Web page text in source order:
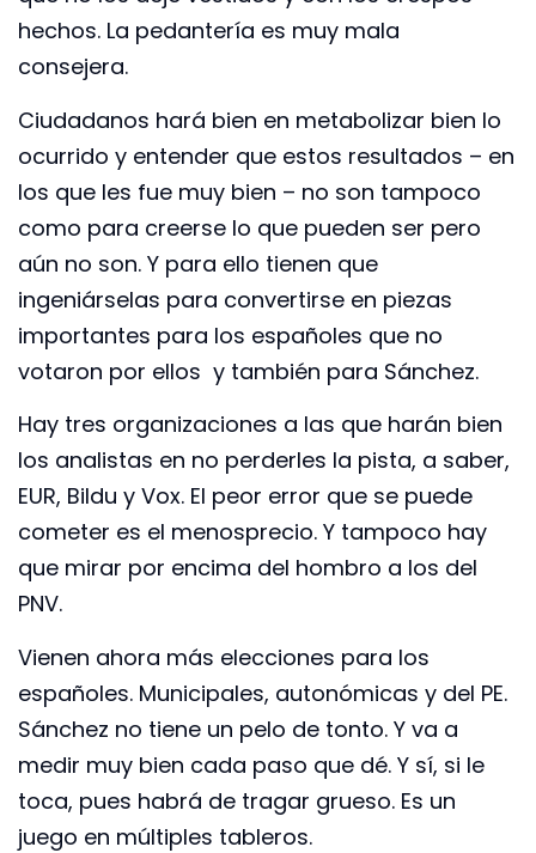
hechos. La pedantería es muy mala
consejera.
Ciudadanos hará bien en metabolizar bien lo
ocurrido y entender que estos resultados – en
los que les fue muy bien – no son tampoco
como para creerse lo que pueden ser pero
aún no son. Y para ello tienen que
ingeniárselas para convertirse en piezas
importantes para los españoles que no
votaron por ellos y también para Sánchez.
Hay tres organizaciones a las que harán bien
los analistas en no perderles la pista, a saber,
EUR, Bildu y Vox. El peor error que se puede
cometer es el menosprecio. Y tampoco hay
que mirar por encima del hombro a los del
PNV.
Vienen ahora más elecciones para los
españoles. Municipales, autonómicas y del PE.
Sánchez no tiene un pelo de tonto. Y va a
medir muy bien cada paso que dé. Y sí, si le
toca, pues habrá de tragar grueso. Es un
juego en múltiples tableros.